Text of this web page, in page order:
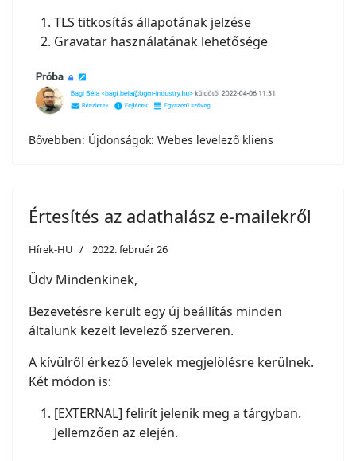
TLS titkosítás állapotának jelzése
Gravatar használatának lehetősége
Bővebben: Újdonságok: Webes levelező kliens
Értesítés az adathalász e-mailekről
Hírek-HU 2022. február 26
Üdv Mindenkinek,
Bezevetésre került egy új beállítás minden
általunk kezelt levelező szerveren.
A kívülről érkező levelek megjelölésre kerülnek.
Két módon is:
[EXTERNAL] felirít jelenik meg a tárgyban.
Jellemzően az elején.